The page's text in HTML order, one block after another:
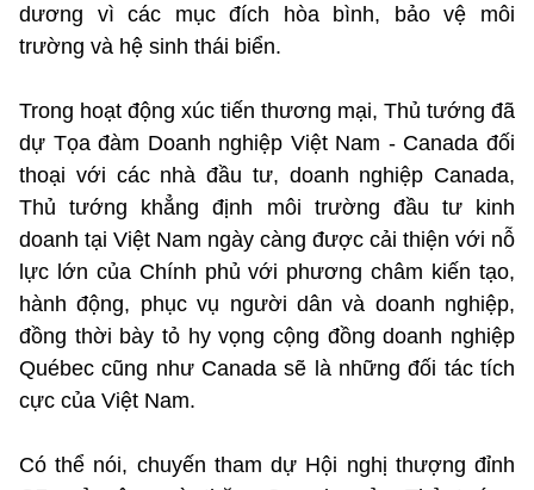
dương vì các mục đích hòa bình, bảo vệ môi
trường và hệ sinh thái biển.
Trong hoạt động xúc tiến thương mại, Thủ tướng đã
dự Tọa đàm Doanh nghiệp Việt Nam - Canada đối
thoại với các nhà đầu tư, doanh nghiệp Canada,
Thủ tướng khẳng định môi trường đầu tư kinh
doanh tại Việt Nam ngày càng được cải thiện với nỗ
lực lớn của Chính phủ với phương châm kiến tạo,
hành động, phục vụ người dân và doanh nghiệp,
đồng thời bày tỏ hy vọng cộng đồng doanh nghiệp
Québec cũng như Canada sẽ là những đối tác tích
cực của Việt Nam.
Có thể nói, chuyến tham dự Hội nghị thượng đỉnh